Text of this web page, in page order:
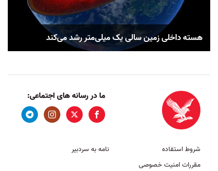
هسته داخلی زمین سالی یک میلی‌متر رشد می‌کند
ما در رسانه های اجتماعی:
شروط استفاده
مقررات امنیت خصوصی
نامه به سردبیر